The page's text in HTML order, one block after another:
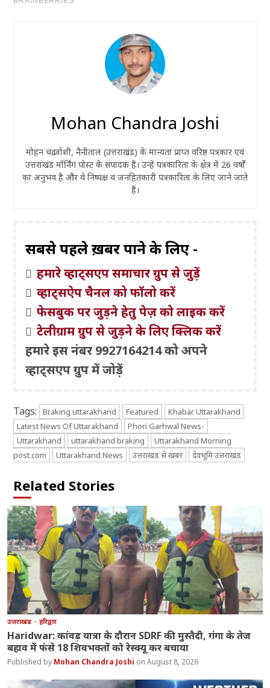
Mohan Chandra Joshi
मोहन चंद्र जोशी, नैनीताल (उत्तराखंड) के मान्यता प्राप्त वरिष्ठ पत्रकार एवं
उत्तराखंड मॉर्निंग पोस्ट के संपादक हैं। उन्हें पत्रकारिता के क्षेत्र में 26 वर्षों
का अनुभव है और वे निष्पक्ष व जनहितकारी पत्रकारिता के लिए जाने जाते
हैं।
सबसे पहले ख़बरें पाने के लिए -
हमारे व्हाट्सएप समाचार ग्रुप से जुड़ें
व्हाट्सऐप चैनल को फॉलो करें
फेसबुक पर जुड़ने हेतु पेज़ को लाइक करें
टेलीग्राम ग्रुप से जुड़ने के लिए क्लिक करें
हमारे इस नंबर 9927164214 को अपने
व्हाट्सएप ग्रुप में जोड़ें
Tags: Braking uttarakhand Featured
Khabar Uttarakhand
Latest News Of Uttarakhand
Phori Garhwal News-
Uttarakhand
uttarakhand braking
Uttarakhand Morning
post.com
Uttarakhand News उत्तराखंड से खबर देवभूमि उत्तराखंड
Related Stories
उत्तराखंड हरिद्वार
Haridwar: कांवड़ यात्रा के दौरान SDRF की मुस्तैदी, गंगा के तेज
बहाव में फंसे 18 शिवभक्तों को रेस्क्यू कर बचाया
Mohan Chandra Joshi August 8, 2026